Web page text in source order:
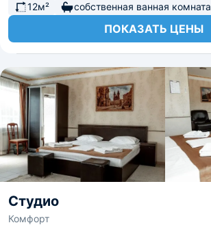
12м²
собственная ванная комната
ПОКАЗАТЬ ЦЕНЫ
Студио
Комфорт